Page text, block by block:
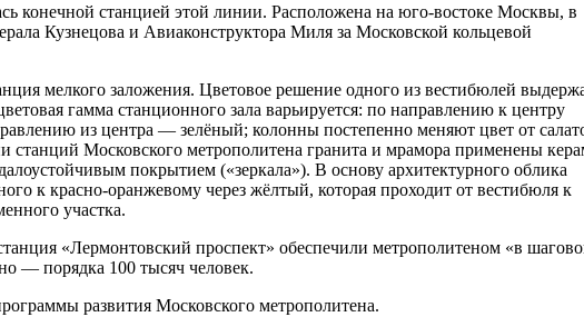
конечной станцией этой линии. Расположена на юго-востоке Москвы, в
Кузнецова и Авиаконструктора Миля за Московской кольцевой
мелкого заложения. Цветовое решение одного из вестибюлей
гамма станционного зала варьируется: по направлению к центру
из центра — зелёный; колонны постепенно меняют цвет от
Московского метрополитена гранита и мрамора применены
покрытием («зеркала»). В основу архитектурного облика
к красно-оранжевому через жёлтый, которая проходит от вестибюля к
участка.
«Лермонтовский проспект» обеспечили метрополитеном «в
— порядка 100 тысяч человек.
развития Московского метрополитена.